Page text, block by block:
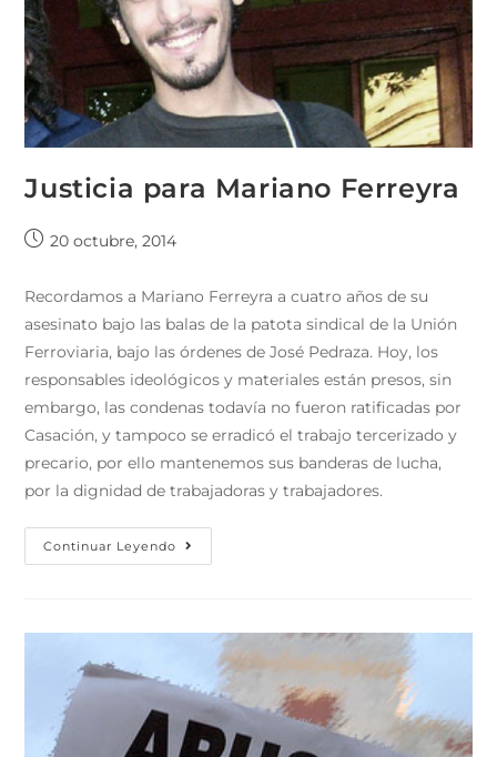
Justicia para Mariano Ferreyra
20 octubre, 2014
Recordamos a Mariano Ferreyra a cuatro años de su
asesinato bajo las balas de la patota sindical de la Unión
Ferroviaria, bajo las órdenes de José Pedraza. Hoy, los
responsables ideológicos y materiales están presos, sin
embargo, las condenas todavía no fueron ratificadas por
Casación, y tampoco se erradicó el trabajo tercerizado y
precario, por ello mantenemos sus banderas de lucha,
por la dignidad de trabajadoras y trabajadores.
Continuar Leyendo